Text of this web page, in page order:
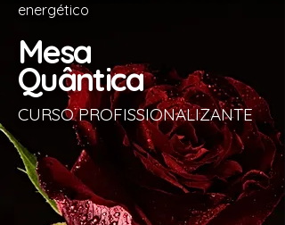
energético
Mesa
Quântica
CURSO PROFISSIONALIZANTE